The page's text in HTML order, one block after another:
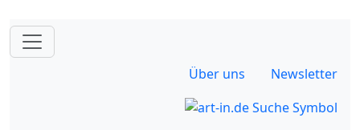
Über uns Newsletter